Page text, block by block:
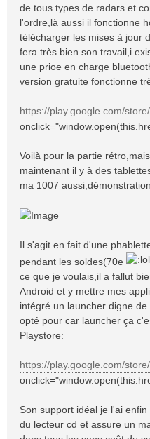
de tous types de radars et
l'ordre,là aussi il fonctionne
télécharger les mises à jour
fera très bien son travail,i
une prioe en charge
version gratuite fonctionne
https://play.google.com/
Voilà pour la partie
maintenant il y à des
ma 1007
Il s'agit en fait d'une
pendant les soldes(70e
ce que je voulais,il a fallut
Android et y mettre mes
intégré un launcher digne
opté pour car launcher ça
Playstore:
https://play.google.com/
Son support idéal je l'ai
du lecteur cd et assure un